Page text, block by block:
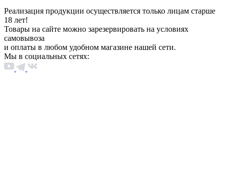
Реализация продукции осуществляется только лицам старше
18 лет!
Товары на сайте можно зарезервировать на условиях
самовывоза
и оплаты в любом удобном магазине нашей сети.
Мы в социальных сетях: